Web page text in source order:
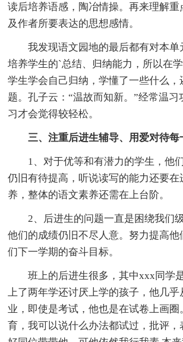
读后培养语感，陶冶情操。再来理解重
及作者所要表达的思想感情。
我发现语文园地的最后都有对本单
培养学生的`总结、归纳能力，所以在
学生学会自己归纳，学懂了一些什么，
题。孔子云：“温故而知新。”经常温习
习才会觉得较轻松。
三、注重后进生辅导、用爱对待每
1、对于优等和有潜力的学生，他
仍旧有待提高，听说读写的能力还要在
养，整体的语文素养还需在上台阶。
2、后进生的问题一直是困绕我们级
他们的成绩仍旧不尽人意。努力提高他
们下一学期的奋斗目标。
班上的后进生很多，其中xxx同学
上了两年学还讨厌上学的孩子，他几
业，即使是考试，他也是在试卷上画圈
育，我可以说什么办法都试过，批评，